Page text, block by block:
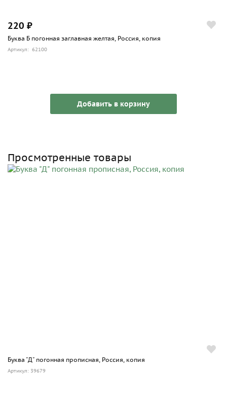
220 ₽
Буква Б погонная заглавная желтая, Россия, копия
Артикул: 62100
Добавить в корзину
Просмотренные товары
Буква "Д" погонная прописная, Россия, копия
Артикул: 39679